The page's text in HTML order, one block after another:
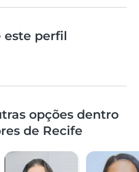
este perfil
opções dentro
de Recife